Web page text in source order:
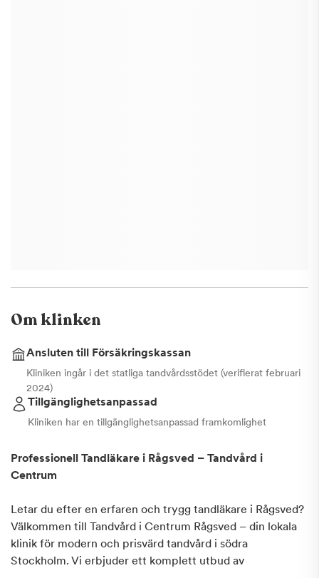
Om klinken
Ansluten till Försäkringskassan
Kliniken ingår i det statliga tandvårdsstödet (verifierat februari
2024)
Tillgänglighetsanpassad
Kliniken har en tillgänglighetsanpassad framkomlighet
Professionell Tandläkare i Rågsved – Tandvård i
Centrum
Letar du efter en erfaren och trygg tandläkare i Rågsved?
Välkommen till Tandvård i Centrum Rågsved – din lokala
klinik för modern och prisvärd tandvård i södra
Stockholm. Vi erbjuder ett komplett utbud av